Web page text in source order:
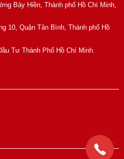
Bảy Hiền, Thành phố Hồ Chí Minh,
10, Quận Tân Bình, Thành phố Hồ
Tư Thành Phố Hồ Chí Minh.